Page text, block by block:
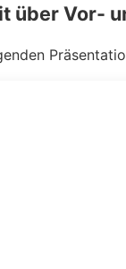
über Vor-